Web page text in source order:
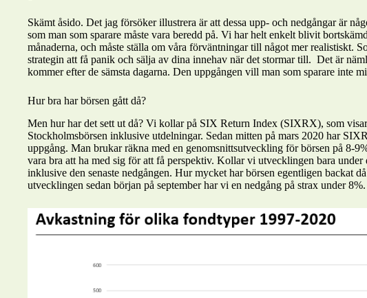
Skämt åsido. Det jag försöker illustrera är att dessa upp- och nedgångar är
som man som sparare måste vara beredd på. Vi har helt enkelt blivit
månaderna, och måste ställa om våra förväntningar till något mer realistiskt.
strategin att få panik och sälja av dina innehav när det stormar till. Det är
kommer efter de sämsta dagarna. Den uppgången vill man som sparare inte
Hur bra har börsen gått då?
Men hur har det sett ut då? Vi kollar på SIX Return Index (SIXRX), som
Stockholmsbörsen inklusive utdelningar. Sedan mitten på mars 2020 har
uppgång. Man brukar räkna med en genomsnittsutveckling för börsen på 8-
vara bra att ha med sig för att få perspektiv. Kollar vi utvecklingen bara under
inklusive den senaste nedgången. Hur mycket har börsen egentligen backat
utvecklingen sedan början på september har vi en nedgång på strax under 8%.